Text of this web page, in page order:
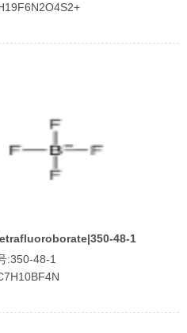
48-1
:350-48-1